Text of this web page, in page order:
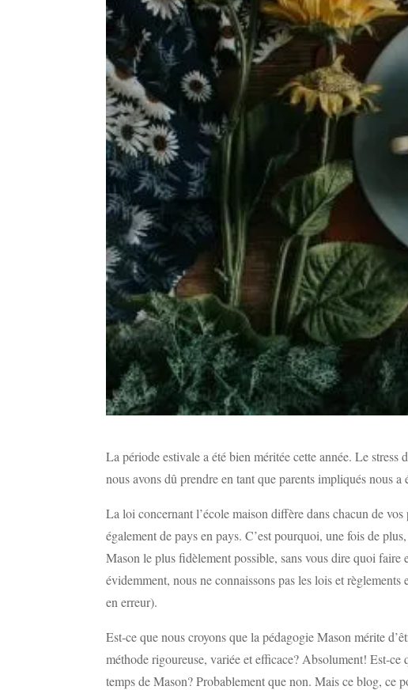
La période estivale a été bien méritée cette année. Le
nous avons dû prendre en tant que parents impliqués nous a
La loi concernant l’école maison diffère dans chacun de
également de pays en pays. C’est pourquoi, une fois de
Mason le plus fidèlement possible, sans vous dire quoi
évidemment, nous ne connaissons pas les lois et
en erreur).
Est-ce que nous croyons que la pédagogie Mason mérite
méthode rigoureuse, variée et efficace? Absolument! Est-
temps de Mason? Probablement que non. Mais ce blog, ce